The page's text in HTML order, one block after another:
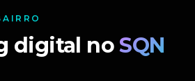
digital noSQN